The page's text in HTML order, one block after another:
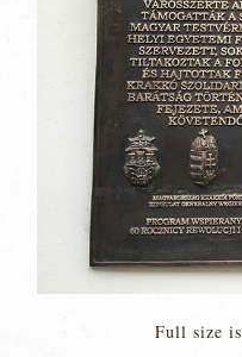
Full size is